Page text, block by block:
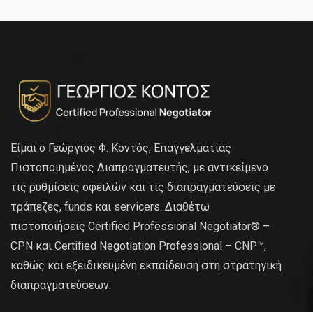
Είμαι ο Γεώργιος Φ. Κοντός, Επαγγελματίας
Πιστοποιημένος Διαπραγματευτής, με αντικείμενο
τις ρυθμίσεις οφειλών και τις διαπραγματεύσεις με
τράπεζες, funds και servicers. Διαθέτω
πιστοποιήσεις Certified Professional Negotiator® –
CPN και Certified Negotiation Professional – CNP™,
καθώς και εξειδικευμένη εκπαίδευση στη στρατηγική
διαπραγματεύσεων.